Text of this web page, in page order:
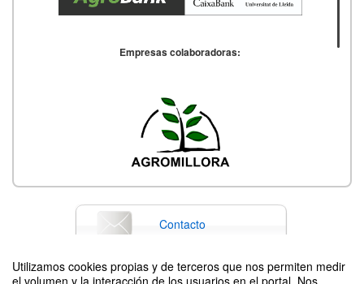
Utilizamos cookies propias y de terceros que nos permiten medir
el volumen y la interacción de los usuarios en el portal. Nos
Empresas colaboradoras:
Contacto